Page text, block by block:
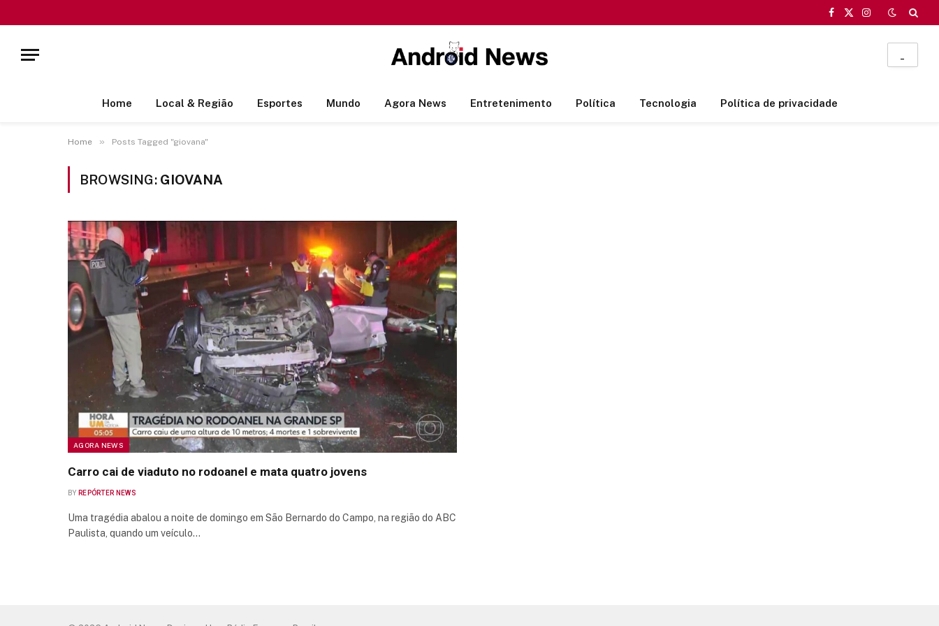
Facebook
X
Instagram
Home Local & Região Esportes Mundo Agora News Entretenimento Política Tecnologia Política de privacidade
Home » Posts Tagged "giovana"
BROWSING: GIOVANA
AGORA NEWS
Carro cai de viaduto no rodoanel e mata quatro jovens
BY REPÓRTER NEWS
Uma tragédia abalou a noite de domingo em São Bernardo do Campo, na região do ABC
Paulista, quando um veículo…